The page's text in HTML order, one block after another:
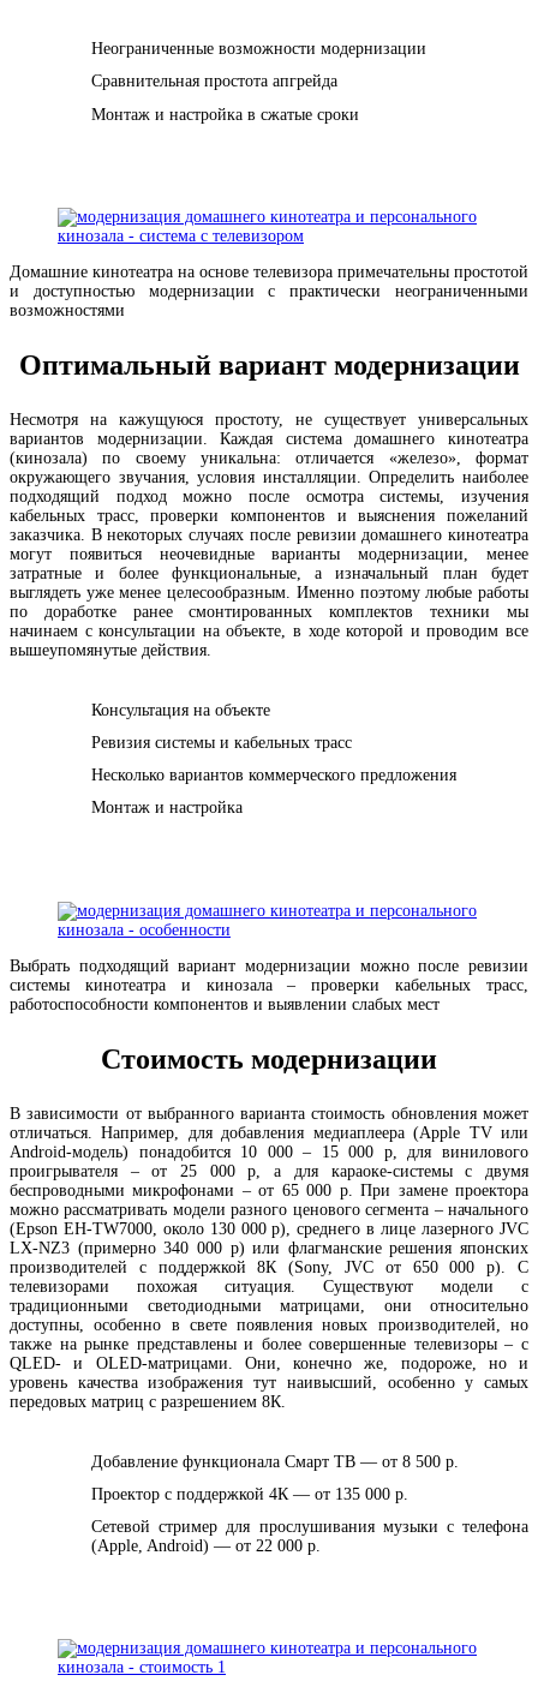
Неограниченные возможности модернизации
Сравнительная простота апгрейда
Монтаж и настройка в сжатые сроки
Домашние кинотеатра на основе телевизора примечательны простотой
и доступностью модернизации с практически неограниченными
возможностями
Оптимальный вариант модернизации
Несмотря на кажущуюся простоту, не существует универсальных
вариантов модернизации. Каждая система домашнего кинотеатра
(кинозала) по своему уникальна: отличается «железо», формат
окружающего звучания, условия инсталляции. Определить наиболее
подходящий подход можно после осмотра системы, изучения
кабельных трасс, проверки компонентов и выяснения пожеланий
заказчика. В некоторых случаях после ревизии домашнего кинотеатра
могут появиться неочевидные варианты модернизации, менее
затратные и более функциональные, а изначальный план будет
выглядеть уже менее целесообразным. Именно поэтому любые работы
по доработке ранее смонтированных комплектов техники мы
начинаем с консультации на объекте, в ходе которой и проводим все
вышеупомянутые действия.
Консультация на объекте
Ревизия системы и кабельных трасс
Несколько вариантов коммерческого предложения
Монтаж и настройка
Выбрать подходящий вариант модернизации можно после ревизии
системы кинотеатра и кинозала – проверки кабельных трасс,
работоспособности компонентов и выявлении слабых мест
Стоимость модернизации
В зависимости от выбранного варианта стоимость обновления может
отличаться. Например, для добавления медиаплеера (Apple TV или
Android-модель) понадобится 10 000 – 15 000 р, для винилового
проигрывателя – от 25 000 р, а для караоке-системы с двумя
беспроводными микрофонами – от 65 000 р. При замене проектора
можно рассматривать модели разного ценового сегмента – начального
(Epson EH-TW7000, около 130 000 р), среднего в лице лазерного JVC
LX-NZ3 (примерно 340 000 р) или флагманские решения японских
производителей с поддержкой 8К (Sony, JVC от 650 000 р). С
телевизорами похожая ситуация. Существуют модели с
традиционными светодиодными матрицами, они относительно
доступны, особенно в свете появления новых производителей, но
также на рынке представлены и более совершенные телевизоры – с
QLED- и OLED-матрицами. Они, конечно же, подороже, но и
уровень качества изображения тут наивысший, особенно у самых
передовых матриц с разрешением 8К.
Добавление функционала Смарт ТВ — от 8 500 р.
Проектор с поддержкой 4К — от 135 000 р.
Сетевой стример для прослушивания музыки с телефона
(Apple, Android) — от 22 000 р.